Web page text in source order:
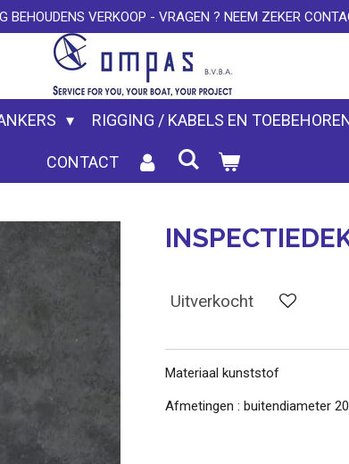
BEHOUDENS VERKOOP - VRAGEN ? NEEM ZEKER
RIGGING / KABELS EN
CONTACT
Uitverkocht
Materiaal kunststof
Afmetingen : buitendiameter